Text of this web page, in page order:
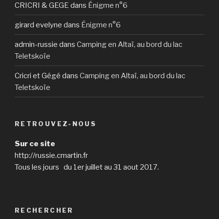
CRICRI & GEGE dans Énigme n°6
girard evelyne dans Énigme n°6
admin-russie dans Camping en Altaï, au bord du lac
Teletskoïe
Cricri et Gégé dans Camping en Altaï, au bord du lac
Teletskoïe
RETROUVEZ-NOUS
Sur ce site
http://russie.cmartin.fr
Tous les jours du 1er juillet au 31 aout 2017.
RECHERCHER